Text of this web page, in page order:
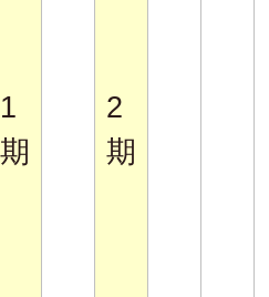
1
期
2
期